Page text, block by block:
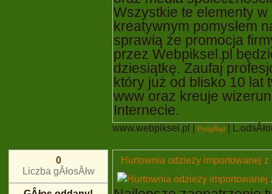
Wszystkie te elementy w
kreatywnym pomysłem
sprawią że promocja
przez Webpiksel.pl
dziesiątkę. Zaufaj
który już od blisko 10 lat
www oraz kreuje
Internecie.
www.webpiksel.pl PodglÂąd |
0
Liczba gÂłosĂłw
Hurtownia odzieży importowanej z